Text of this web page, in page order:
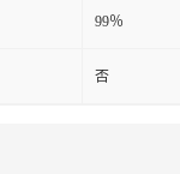
99％
否